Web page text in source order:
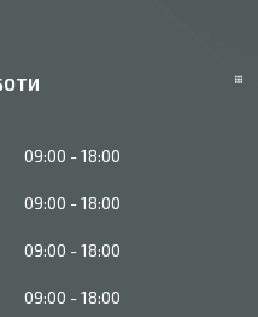
09:00 18:00
09:00 18:00
09:00 18:00
09:00 18:00